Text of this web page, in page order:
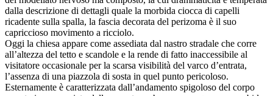
dalla descrizione di dettagli quale la morbida ciocca di capelli
ricadente sulla spalla, la fascia decorata del perizoma è il suo
capriccioso movimento a ricciolo.
Oggi la chiesa appare come assediata dal nastro stradale che corre
all’altezza del tetto e scandole e la rende di fatto inaccessibile al
visitatore occasionale per la scarsa visibilità del varco d’entrata,
l’assenza di una piazzola di sosta in quel punto pericoloso.
Esternamente è caratterizzata dall’andamento spigoloso del corpo